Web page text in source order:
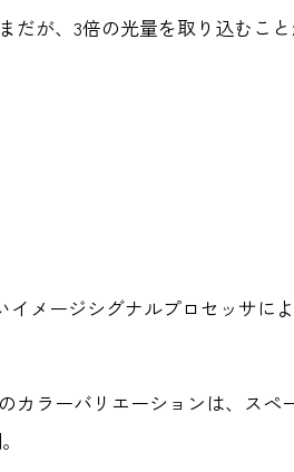
だが、3倍の光量を取り込むこ
メージシグナルプロセッサによ
カラーバリエーションは、ス